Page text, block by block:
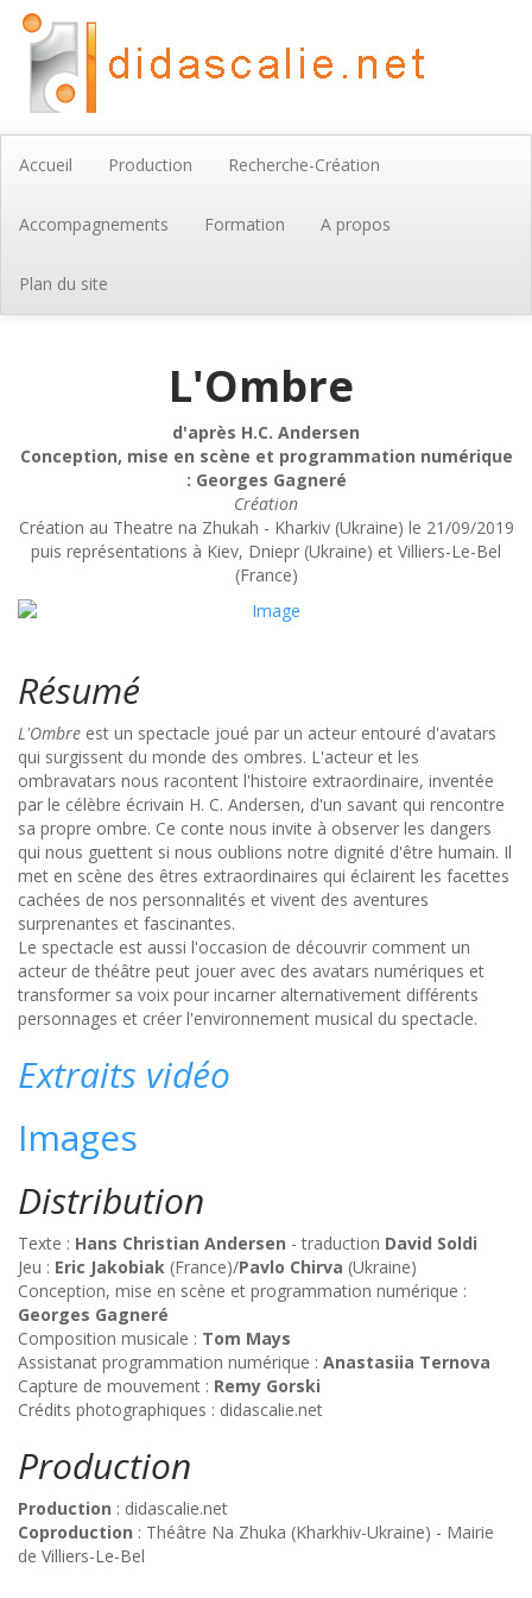
Accueil Production Recherche-Création
Accompagnements Formation A propos
Plan du site
L'Ombre
d'après H.C. Andersen
Conception, mise en scène et programmation numérique
: Georges Gagneré
Création
Création au Theatre na Zhukah - Kharkiv (Ukraine) le 21/09/2019
puis représentations à Kiev, Dniepr (Ukraine) et Villiers-Le-Bel
(France)
Résumé
L'Ombre est un spectacle joué par un acteur entouré d'avatars
qui surgissent du monde des ombres. L'acteur et les
ombravatars nous racontent l'histoire extraordinaire, inventée
par le célèbre écrivain H. C. Andersen, d'un savant qui rencontre
sa propre ombre. Ce conte nous invite à observer les dangers
qui nous guettent si nous oublions notre dignité d'être humain. Il
met en scène des êtres extraordinaires qui éclairent les facettes
cachées de nos personnalités et vivent des aventures
surprenantes et fascinantes.
Le spectacle est aussi l'occasion de découvrir comment un
acteur de théâtre peut jouer avec des avatars numériques et
transformer sa voix pour incarner alternativement différents
personnages et créer l'environnement musical du spectacle.
Extraits vidéo
Images
Distribution
Texte : Hans Christian Andersen - traduction David Soldi
Jeu : Eric Jakobiak (France)/Pavlo Chirva (Ukraine)
Conception, mise en scène et programmation numérique :
Georges Gagneré
Composition musicale : Tom Mays
Assistanat programmation numérique : Anastasiia Ternova
Capture de mouvement : Remy Gorski
Crédits photographiques : didascalie.net
Production
Production : didascalie.net
Coproduction : Théâtre Na Zhuka (Kharkhiv-Ukraine) - Mairie
de Villiers-Le-Bel